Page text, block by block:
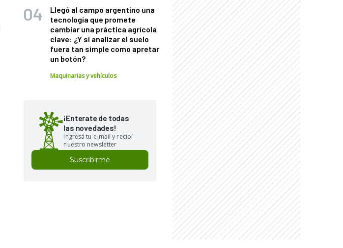
Llegó al campo argentino una
tecnología que promete
cambiar una práctica agrícola
clave: ¿Y si analizar el suelo
fuera tan simple como apretar
un botón?
Maquinarias y vehículos
¡Enterate de todas
las novedades!
Ingresá tu e-mail y recibí
nuestro newsletter
Suscribirme